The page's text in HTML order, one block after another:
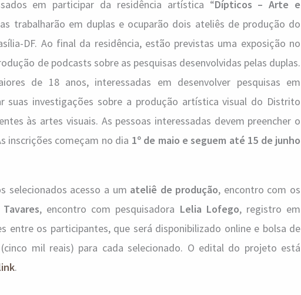
em participar da residência artística “Dípticos – Arte e
trabalharão em duplas e ocuparão dois ateliês de produção do
DF. Ao final da residência, estão previstas uma exposição no
de podcasts sobre as pesquisas desenvolvidas pelas duplas.
de 18 anos, interessadas em desenvolver pesquisas em
suas investigações sobre a produção artística visual do Distrito
às artes visuais. As pessoas interessadas devem preencher o
inscrições começam no dia 1º de maio e seguem até 15 de junho
selecionados acesso a um ateliê de produção, encontro com os
, encontro com pesquisadora Lelia Lofego, registro em
entre os participantes, que será disponibilizado online e bolsa de
mil reais) para cada selecionado. O edital do projeto está
.